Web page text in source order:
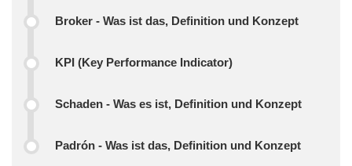
Broker - Was ist das, Definition und Konzept
KPI (Key Performance Indicator)
Schaden - Was es ist, Definition und Konzept
Padrón - Was ist das, Definition und Konzept